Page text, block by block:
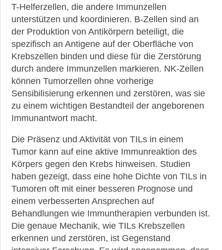
T-Helferzellen, die andere Immunzellen
unterstützen und koordinieren. B-Zellen sind an
der Produktion von Antikörpern beteiligt, die
spezifisch an Antigene auf der Oberfläche von
Krebszellen binden und diese für die Zerstörung
durch andere Immunzellen markieren. NK-Zellen
können Tumorzellen ohne vorherige
Sensibilisierung erkennen und zerstören, was sie
zu einem wichtigen Bestandteil der angeborenen
Immunantwort macht.
Die Präsenz und Aktivität von TILs in einem
Tumor kann auf eine aktive Immunreaktion des
Körpers gegen den Krebs hinweisen. Studien
haben gezeigt, dass eine hohe Dichte von TILs in
Tumoren oft mit einer besseren Prognose und
einem verbesserten Ansprechen auf
Behandlungen wie Immuntherapien verbunden ist.
Die genaue Mechanik, wie TILs Krebszellen
erkennen und zerstören, ist Gegenstand
►
Krankheiten
►
Medikamente
►
Gesundheit
►
Suche